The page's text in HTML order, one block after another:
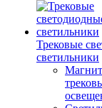
Трековые
светильники